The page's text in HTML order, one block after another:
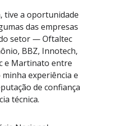
tive a oportunidade
das empresas
setor — Oftaltec
BBZ, Innotech,
e Martinato entre
experiência e
de confiança
técnica.